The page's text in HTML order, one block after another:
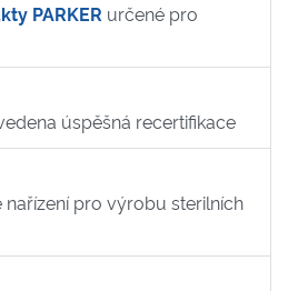
PARKER určené pro
úspěšná recertifikace
nařízení pro výrobu sterilních